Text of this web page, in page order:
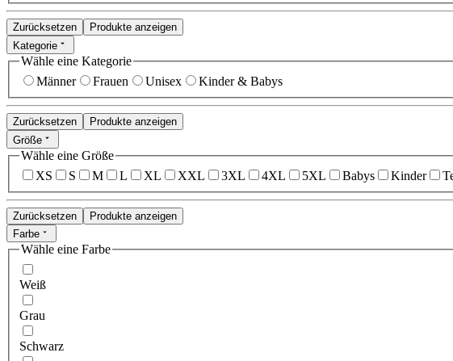
Zurücksetzen
Produkte anzeigen
Kategorie
Wähle eine Kategorie
Männer
Frauen Unisex Kinder & Babys
Zurücksetzen
Produkte anzeigen
Größe
Wähle eine Größe
XS
S M L XL XXL 3XL 4XL 5XL Babys Kinder
Zurücksetzen
Produkte anzeigen
Farbe
Wähle eine Farbe
Weiß
Grau
Schwarz